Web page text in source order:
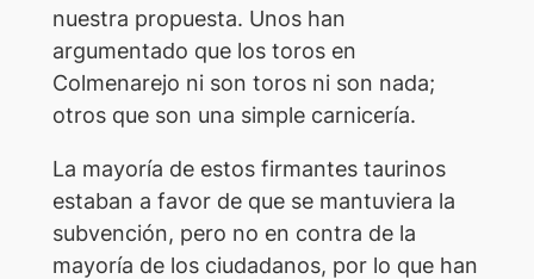
nuestra propuesta. Unos han
argumentado que los toros en
Colmenarejo ni son toros ni son nada;
otros que son una simple carnicería.
La mayoría de estos firmantes taurinos
estaban a favor de que se mantuviera la
subvención, pero no en contra de la
mayoría de los ciudadanos, por lo que han